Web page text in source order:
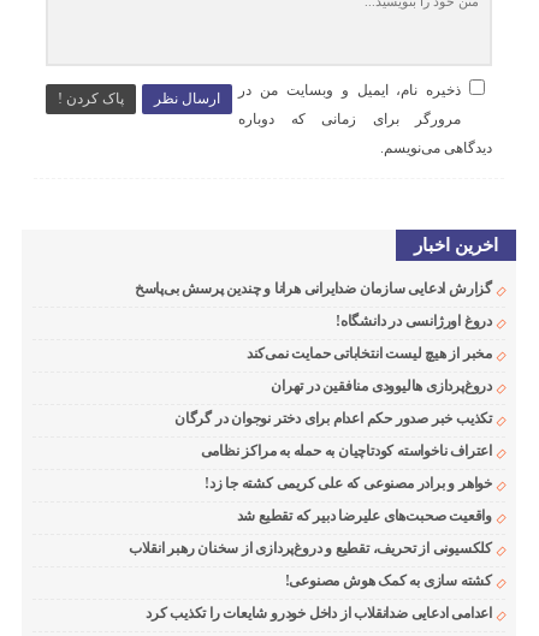
ارسال نظر پاک کردن !
ذخیره نام، ایمیل و وبسایت من در
مرورگر برای زمانی که دوباره
دیدگاهی می‌نویسم.
اخرین اخبار
گزارش ادعایی سازمان ضدایرانی هرانا و چندین پرسش بی‌پاسخ
دروغ اورژانسی در دانشگاه!
مخبر از هیچ لیست انتخاباتی حمایت نمی‌کند
دروغ‌پردازی هالیوودی منافقین در تهران
تکذیب خبر صدور حکم اعدام برای دختر نوجوان در گرگان
اعتراف ناخواسته کودتاچیان به حمله به مراکز نظامی
خواهر و برادر مصنوعی که علی کریمی کشته جا زد!
واقعیت صحبت‌های علیرضا دبیر که تقطیع شد
کلکسیونی از تحریف، تقطیع و دروغ‌پردازی از سخنان رهبر انقلاب
کشته سازی به کمک هوش مصنوعی!
اعدامی ادعایی ضدانقلاب از داخل خودرو شایعات را تکذیب کرد